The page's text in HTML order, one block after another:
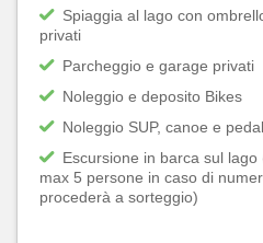
Spiaggia al lago con
privati
Parcheggio e garage privati
Noleggio e deposito Bikes
Noleggio SUP, canoe e
Escursione in barca sul
max 5 persone in caso di
procederà a sorteggio)